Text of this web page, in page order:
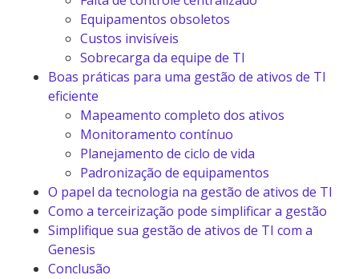
Equipamentos obsoletos
Custos invisíveis
Sobrecarga da equipe de TI
Boas práticas para uma gestão de ativos de TI
eficiente
Mapeamento completo dos ativos
Monitoramento contínuo
Planejamento de ciclo de vida
Padronização de equipamentos
O papel da tecnologia na gestão de ativos de TI
Como a terceirização pode simplificar a gestão
Simplifique sua gestão de ativos de TI com a
Genesis
Conclusão